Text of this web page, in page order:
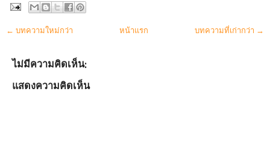
← บทความใหม่กว่า บทความที่เก่ากว่า →
หน้าแรก
ไม่มีความคิดเห็น:
แสดงความคิดเห็น